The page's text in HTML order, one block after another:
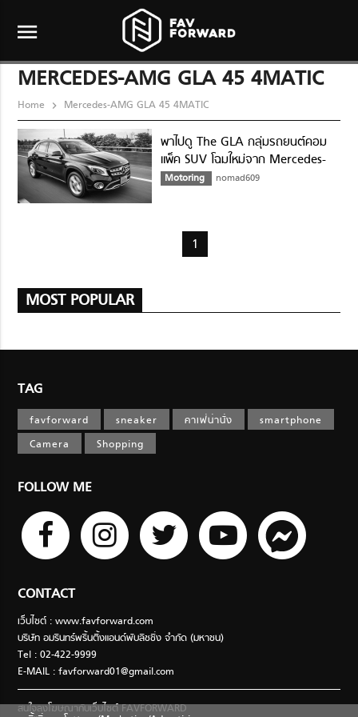
menu
MERCEDES-AMG GLA 45 4MATIC
Home Mercedes-AMG GLA 45 4MATIC
พาไปดู The GLA กลุ่มรถยนต์คอม
แพ็ค SUV โฉมใหม่จาก Mercedes-
Benz
Motoring nomad609
1
MOST POPULAR
TAG
favforward sneaker คาเฟ่น่านั่ง
smartphone
Camera
Shopping
FOLLOW ME
CONTACT
เว็บไซต์ : www.favforward.com
บริษัท อมรินทร์พริ้นติ้งแอนด์พับลิชชิ่ง จำกัด (มหาชน)
Tel : 02-422-9999
E-MAIL :favforward01@gmail.com
สนใจลงโฆษณากับเว็บไซต์ FAVFORWARD